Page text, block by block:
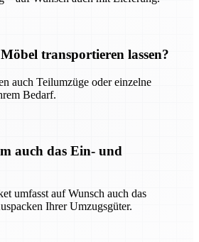
transportieren lassen?
auch Teilumzüge oder einzelne
Bedarf.
auch das Ein- und
umfasst auf Wunsch auch das
Ihrer Umzugsgüter.